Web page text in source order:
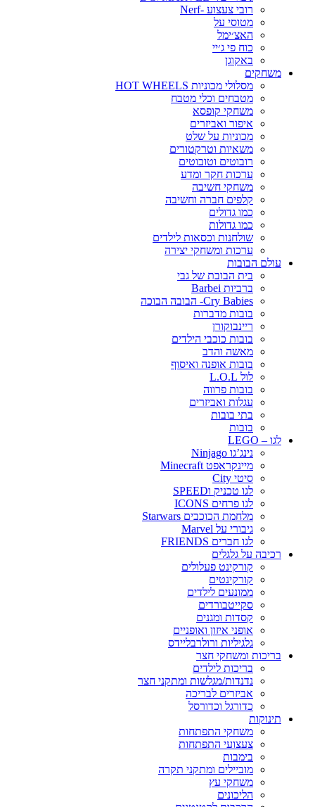
רובי צעצוע -Nerf
מטוסי על
האצ׳ימל
כוח פי ג׳יי
באקוגן
משחקים
מסלולי מכוניות HOT WHEELS
מטבחים וכלי מטבח
משחקי קופסא
איפור ואביזרים
מכוניות על שלט
משאיות וטרקטורים
רובוטים וטובוטים
ערכות חקר ומדע
משחקי חשיבה
קלפים חברה וחשיבה
כמו גדולים
כמו גדולות
שולחנות וכסאות לילדים
ערכות ומשחקי יצירה
עולם הבובות
בית הבובת של גבי
ברביות Barbei
Cry Babies- הבובה הבוכה
בובות מדברות
ריינבוקורן
בובות כוכבי הילדים
מאשה והדב
בובות אופנה ואיסוף
לול L.O.L
בובות פרווה
עגלות ואביזרים
בתי בובות
בובות
לגו – LEGO
נינג’גו Ninjago
מיינקראפט Minecraft
סיטי City
לגו טכניק וSPEED
לגו פרחים ICONS
מלחמת הכוכבים Starwars
גיבורי על Marvel
לגו חברים FRIENDS
רכיבה על גלגלים
קורקינט פעלולים
קורקינטים
ממונעים לילדים
סקייטבורדים
קסדות ומגנים
אופני איזון ואופניים
גלגיליות ורולרבליידס
בריכות ומשחקי חצר
בריכות לילדים
נדנדות/מגלשות ומתקני חצר
אביזרים לבריכה
כדורגל וכדורסל
תינוקות
משחקי התפתחות
צעצועי התפתחות
בימבות
מוביילים ומתקני תקרה
משחקי עץ
הליכונים